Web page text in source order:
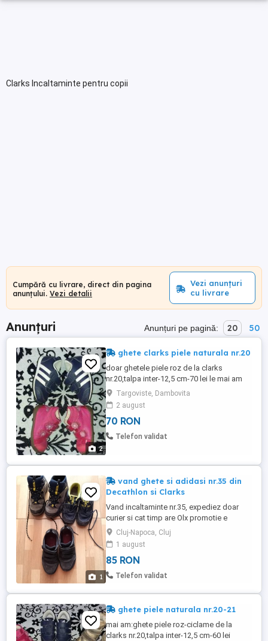
Clarks Incaltaminte pentru copii
Cumpără cu livrare, direct din pagina
anunțului. Vezi detalii
Vezi anunțuri
cu livrare
Anunțuri Anunțuri pe pagină: 20 50
2
ghete clarks piele naturala nr.20
doar ghetele piele roz de la clarks
nr.20,talpa inter-12,5 cm-70 lei le mai am
sunt in stare foarte buna,fara nici un fel de
defecte
Targoviste, Dambovita
2 august
70 RON
Telefon validat
1
vand ghete si adidasi nr.35 din
Decathlon si Clarks
Vand incaltaminte nr.35, expediez doar
curier si cat timp are Olx promotie e
gratuit: 1. ghete impermeabile Decathlon
stare foarte buna -85 lei 2. adidasi Clarks
negri din piele naturala si adidasi albastri
Decathlon, urme de uzura, 20 lei pereche.
Cine ii ia pe toti-100 lei. Anunt pus si in alt
Cluj-Napoca, Cluj
1 august
85 RON
Telefon validat
ghete piele naturala nr.20-21
mai am:ghete piele roz-ciclame de la
clarks nr.20,talpa inter-12,5 cm-60 lei